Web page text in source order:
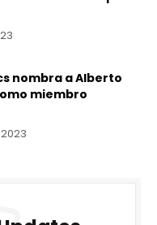
nombra a Alberto
miembro